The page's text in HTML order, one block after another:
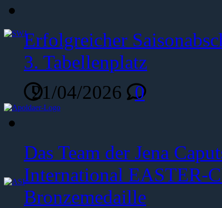
Erfolgreicher
3. Tabellenplatz
21/04/2026
0
Das Team der Jena
International EASTER-
Bronzemedaille